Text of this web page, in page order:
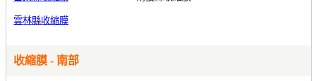
雲林縣收縮膜
收縮膜 - 南部